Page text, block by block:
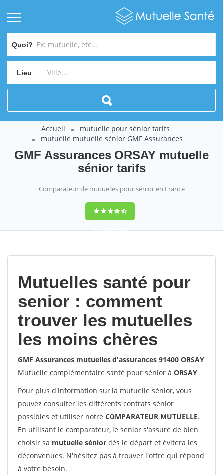
Quoi?
Lieu
Accueil
mutuelle pour sénior tarifs
mutuelle mutuelle sénior GMF Assurances
GMF Assurances ORSAY mutuelle
sénior tarifs
Comparateur de mutuelles pour sénior en France
9,2(100%)452
Mutuelles santé pour
senior : comment
trouver les mutuelles
les moins chères
GMF Assurances mutuelles d'assurances 91400 ORSAY
Mutuelle complémentaire santé pour sénior à ORSAY
Pour plus d'information sur la mutuelle sénior, vous
pouvez consulter les différents contrats sénior
possibles et utiliser notre COMPARATEUR MUTUELLE.
En utilisant le comparateur, le senior s'assure de bien
choisir sa mutuelle sénior dès le départ et évitera les
déconvenues. N'hésitez pas à trouver l'offre qui répond
à votre besoin.